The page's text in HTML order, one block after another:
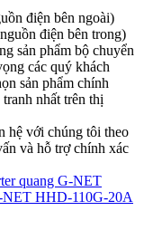
điện bên ngoài)
điện bên trong)
sản phẩm bộ chuyển
các quý khách
sản phẩm chính
nhất trên thị
hệ với chúng tôi theo
và hỗ trợ chính xác
quang G-NET
NET HHD-110G-20A